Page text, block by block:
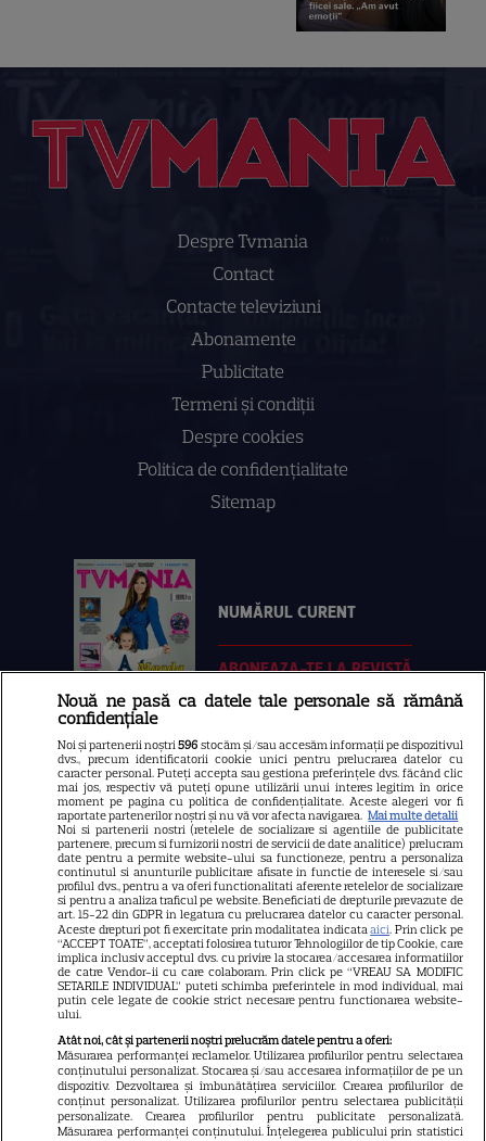
Despre Tvmania
Contact
Contacte televiziuni
Abonamente
Publicitate
Termeni și condiții
Despre cookies
Politica de confidenţialitate
Sitemap
NUMĂRUL CURENT
ABONEAZA-TE LA REVISTĂ
Libertatea
Libertatea pentru femei
GSP
Știri mondene
Avantaje
Elle
Unica
Retete practice
URMĂREȘTE-NE PE
Nouă ne pasă ca datele tale personale să rămână
confidențiale
Noi și partenerii noștri596 stocăm și/sau accesăm informații pe dispozitivul
dvs., precum identificatorii cookie unici pentru prelucrarea datelor cu
caracter personal. Puteți accepta sau gestiona preferințele dvs. făcând clic
mai jos, respectiv vă puteți opune utilizării unui interes legitim în orice
moment pe pagina cu politica de confidențialitate. Aceste alegeri vor fi
raportate partenerilor noștri și nu vă vor afecta navigarea. Mai multe detalii
Noi si partenerii nostri (retelele de socializare si agentiile de publicitate
partenere, precum si furnizorii nostri de servicii de date analitice) prelucram
date pentru a permite website-ului sa functioneze, pentru a personaliza
continutul si anunturile publicitare afisate in functie de interesele si/sau
profilul dvs., pentru a va oferi functionalitati aferente retelelor de socializare
si pentru a analiza traficul pe website. Beneficiati de drepturile prevazute de
art. 15-22 din GDPR in legatura cu prelucrarea datelor cu caracter personal.
Aceste drepturi pot fi exercitate prin modalitatea indicataaici. Prin click pe
“ACCEPT TOATE”, acceptati folosirea tuturor Tehnologiilor de tip Cookie, care
implica inclusiv acceptul dvs. cu privire la stocarea/accesarea informatiilor
de catre Vendor-ii cu care colaboram. Prin click pe “VREAU SA MODIFIC
SETARILE INDIVIDUAL” puteti schimba preferintele in mod individual, mai
putin cele legate de cookie strict necesare pentru functionarea website-
ului.
Atât noi, cât și partenerii noștri prelucrăm datele pentru a oferi:
Măsurarea performanței reclamelor. Utilizarea profilurilor pentru selectarea
conținutului personalizat. Stocarea și/sau accesarea informațiilor de pe un
dispozitiv. Dezvoltarea și îmbunătățirea serviciilor. Crearea profilurilor de
conținut personalizat. Utilizarea profilurilor pentru selectarea publicității
personalizate. Crearea profilurilor pentru publicitate personalizată.
Măsurarea performanței conținutului. Înțelegerea publicului prin statistici